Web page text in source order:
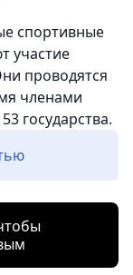
спортивные
участие
проводятся
членами
государства.